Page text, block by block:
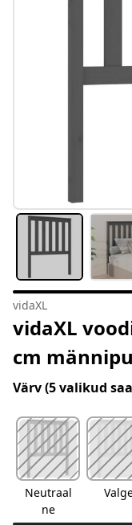
vidaXL
vidaXL
cm
Värv(5 valikud
Neutraal
ne